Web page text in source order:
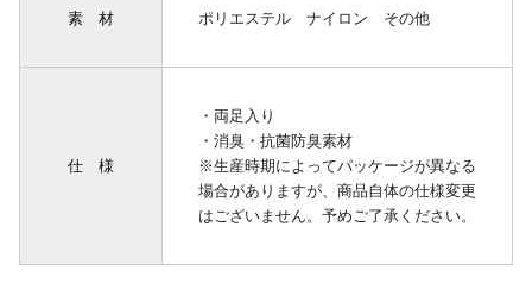
素 材 ポリエステル ナイロン その他
仕 様
・両足入り
・消臭・抗菌防臭素材
※生産時期によってパッケージが異なる
場合がありますが、商品自体の仕様変更
はございません。予めご了承ください。